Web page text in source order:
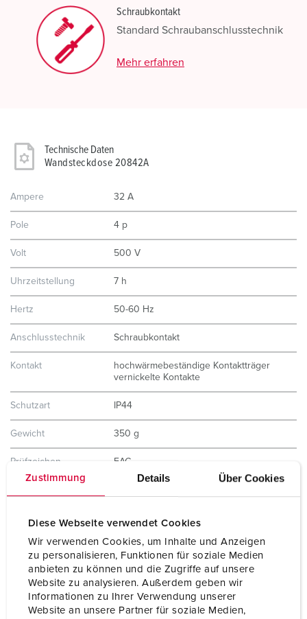
Zustimmung Details Über Cookies
Diese Webseite verwendet Cookies
Wir verwenden Cookies, um Inhalte und Anzeigen
zu personalisieren, Funktionen für soziale Medien
anbieten zu können und die Zugriffe auf unsere
Website zu analysieren. Außerdem geben wir
Informationen zu Ihrer Verwendung unserer
Website an unsere Partner für soziale Medien,
Schraubkontakt
Standard Schraubanschlusstechnik
Mehr erfahren
Technische Daten
Wandsteckdose 20842A
Ampere 32 A
Pole 4 p
Volt 500 V
Uhrzeitstellung 7 h
Hertz 50-60 Hz
Anschlusstechnik Schraubkontakt
Kontakt
hochwärmebeständige Kontaktträger
vernickelte Kontakte
Schutzart IP44
Gewicht 350 g
Prüfzeichen EAC